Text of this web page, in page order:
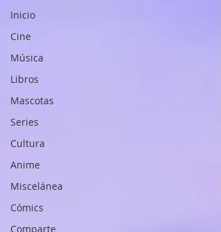
Inicio
Cine
Música
Libros
Mascotas
Series
Cultura
Anime
Miscelánea
Cómics
Comparte